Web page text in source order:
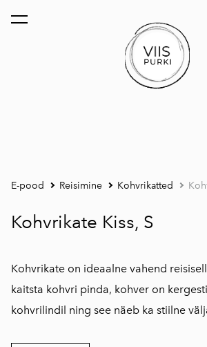
lisati ostukorvi. Vaata ostukorvi
E-pood Reisimine Kohvrikatted
Kohvrikate Kiss, S
Kohvrikate on ideaalne vahend
kaitsta kohvri pinda, kohver on
kohvrilindil ning see näeb ka stiilne